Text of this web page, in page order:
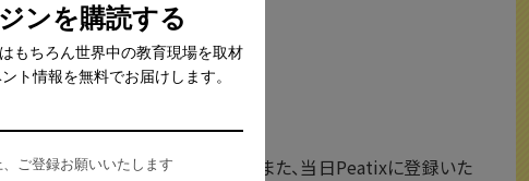
は開催前日までに設定されます）。また、当日Peatixに登録いた
ンを購読する
もちろん世界中の教育現場を取材
ト情報を無料でお届けします。
ご登録お願いいたします